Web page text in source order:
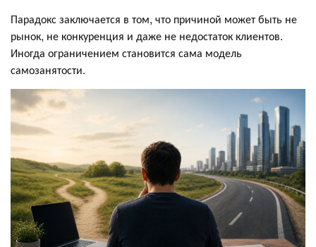
Парадокс заключается в том, что причиной может быть не
рынок, не конкуренция и даже не недостаток клиентов.
Иногда ограничением становится сама модель
самозанятости.